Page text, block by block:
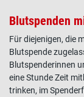
Blutspenden
Für diejenigen, die
Blutspende
Blutspenderinnen
eine Stunde Zeit
trinken, im